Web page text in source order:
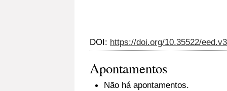
DOI: https://doi.org/10.35522/
Apontamentos
Não há apontamentos.